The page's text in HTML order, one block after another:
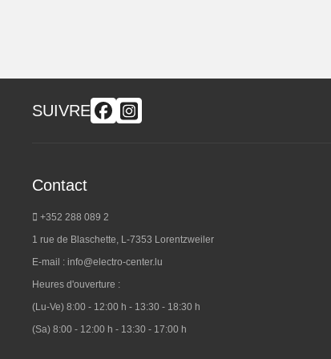
SUIVRE
Contact
+352 288 089 2
1 rue de Blaschette, L-7353 Lorentzweiler
E-mail : info@electro-center.lu
Heures d'ouverture :
(Lu-Ve) 8:00 - 12:00 h - 13:30 - 18:30 h
(Sa) 8:00 - 12:00 h - 13:30 - 17:00 h